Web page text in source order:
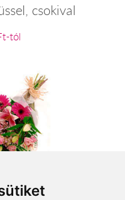
csokival
tól
virágcsokor